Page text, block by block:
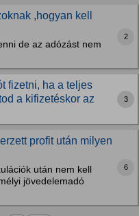
,hogyan kell
de az adózást nem
2
fizetni, ha a teljes
a kifizetéskor az
3
profit után milyen
után nem kell
jövedelemadó
6